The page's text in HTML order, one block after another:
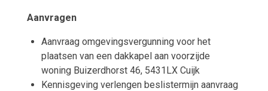
Aanvragen
Aanvraag omgevingsvergunning voor het
plaatsen van een dakkapel aan voorzijde
woning Buizerdhorst 46, 5431LX Cuijk
Kennisgeving verlengen beslistermijn aanvraag